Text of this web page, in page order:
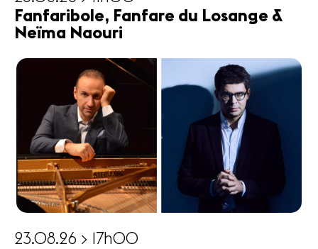
Fanfaribole, Fanfare du Losange &
Neïma Naouri
23.08.26 > 17h00